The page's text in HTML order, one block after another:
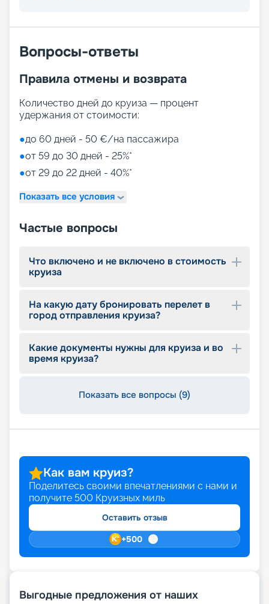
На выбор представлены такие пространства:
релаксационный комплекс только для взрослых)
бассейнами, клубами, игровыми зонами)
для детей)
Aquapark (с открытыми игровыми
водными пушками, 3 водными горками с
эффектами виртуальной реальности)
мини-гольф и теннис
7 бассейнов
детский внутренний комплекс,
Вопросы-ответы
Правила отмены и возврата
Количество дней до круиза — процент
удержания от стоимости:
●до 60 дней - 50 €/на пассажира
●от 59 до 30 дней - 25%*
●от 29 до 22 дней - 40%*
Показать все условия
Частые вопросы
Что включено и не включено в стоимость
круиза
На какую дату бронировать перелет в
город отправления круиза?
Какие документы нужны для круиза и во
время круиза?
Показать все вопросы (9)
Как вам круиз?
Поделитесь своими впечатлениями с нами и
получите 500 Круизных миль
Оставить отзыв
+500
Выгодные предложения от наших